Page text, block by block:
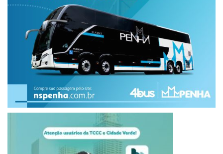
Inteligência e as receitas estadual e federal, entre outros
gaeco Panóptico